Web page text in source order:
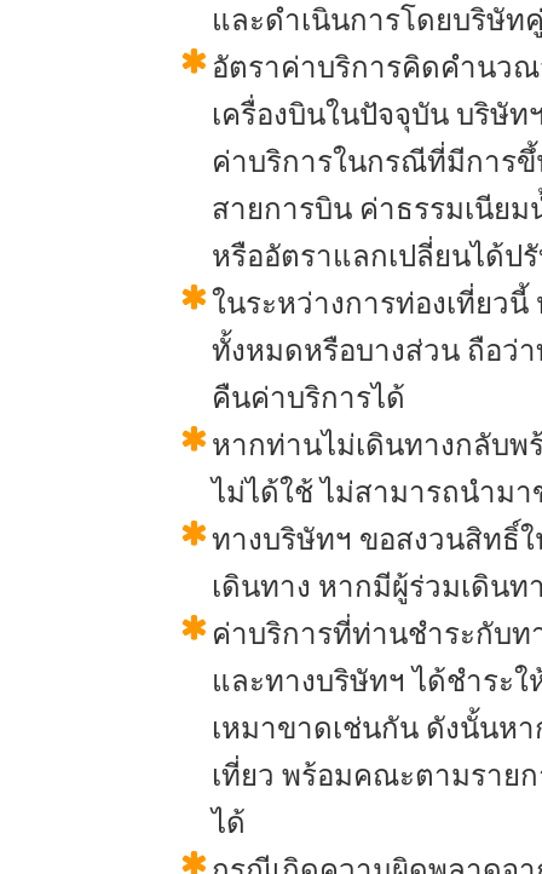
และดำเนินการโดยบริษัท
อัตราค่าบริการคิดคำนว
เครื่องบินในปัจจุบัน บริษั
ค่าบริการในกรณีที่มีการ
สายการบิน ค่าธรรมเนีย
หรืออัตราแลกเปลี่ยนได้ป
ในระหว่างการท่องเที่ยว
ทั้งหมดหรือบางส่วน ถือว่
คืนค่าบริการได้
หากท่านไม่เดินทางกลับพ
ไม่ได้ใช้ ไม่สามารถนำมา
ทางบริษัทฯ ขอสงวนสิทธิ์
เดินทาง หากมีผู้ร่วมเดิน
ค่าบริการที่ท่านชำระกับท
และทางบริษัทฯ ได้ชำระ
เหมาขาดเช่นกัน ดังนั้นห
เที่ยว พร้อมคณะตามราย
ได้